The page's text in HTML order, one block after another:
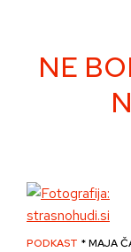
contentNE
PODKAST * MAJA